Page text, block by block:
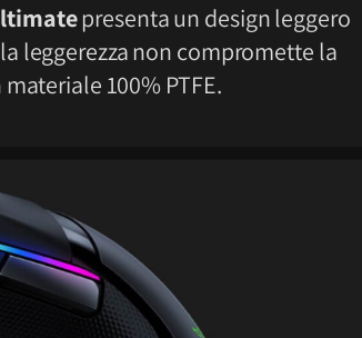
presenta un design leggero
leggerezza non compromette la
100% PTFE.